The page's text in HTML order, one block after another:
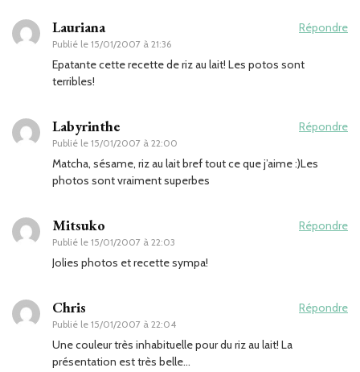
Lauriana
Publié le 15/01/2007 à 21:36
Répondre
Epatante cette recette de riz au lait! Les potos sont
terribles!
Labyrinthe
Publié le 15/01/2007 à 22:00
Répondre
Matcha, sésame, riz au lait bref tout ce que j’aime :)Les
photos sont vraiment superbes
Mitsuko
Publié le 15/01/2007 à 22:03
Répondre
Jolies photos et recette sympa!
Chris
Publié le 15/01/2007 à 22:04
Répondre
Une couleur très inhabituelle pour du riz au lait! La
présentation est très belle…